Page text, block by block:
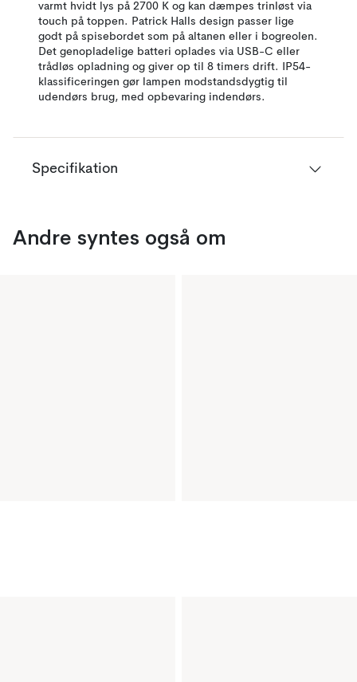
varmt hvidt lys på 2700 K og kan dæmpes trinløst via
touch på toppen. Patrick Halls design passer lige
godt på spisebordet som på altanen eller i bogreolen.
Det genopladelige batteri oplades via USB-C eller
trådløs opladning og giver op til 8 timers drift. IP54-
klassificeringen gør lampen modstandsdygtig til
udendørs brug, med opbevaring indendørs.
Specifikation
Andre syntes også om